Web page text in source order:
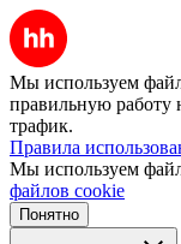
Мы используем
правильную работу
трафик.
Правила
Мы используем
файлов cookie
Понятно